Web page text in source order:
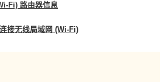
Fi) 路由器信息
接无线局域网 (Wi-Fi)